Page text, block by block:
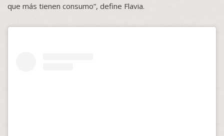
que más tienen consumo”, define Flavia.